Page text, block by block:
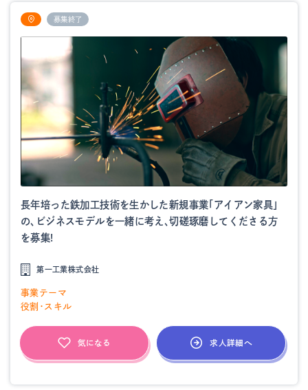
募集終了
長年培った鉄加工技術を生かした新規事業「アイアン家具」
の、ビジネスモデルを一緒に考え、切磋琢磨してくださる方
を募集!
第一工業株式会社
事業テーマ
役割・スキル
気になる 求人詳細へ